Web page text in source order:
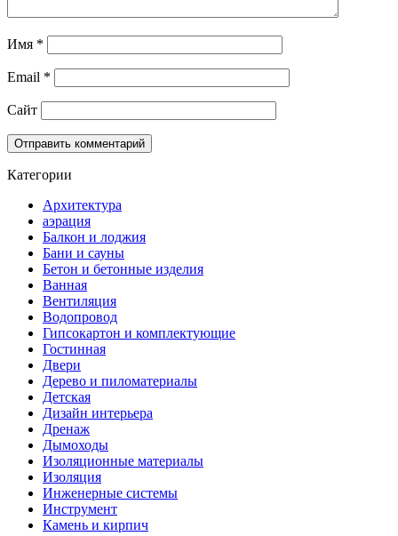
Имя *
Email *
Сайт
Категории
Архитектура
аэрация
Балкон и лоджия
Бани и сауны
Бетон и бетонные изделия
Ванная
Вентиляция
Водопровод
Гипсокартон и комплектующие
Гостинная
Двери
Дерево и пиломатериалы
Детская
Дизайн интерьера
Дренаж
Дымоходы
Изоляционные материалы
Изоляция
Инженерные системы
Инструмент
Камень и кирпич